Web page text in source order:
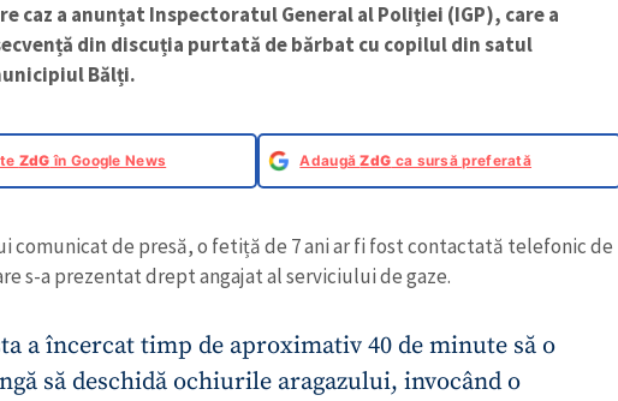
caz a anunțat Inspectoratul General al Poliției (IGP), care a
din discuția purtată de bărbat cu copilul din satul
Bălți.
ZdG în Google News AdaugăZdG ca sursă preferată
comunicat de presă, o fetiță de 7 ani ar fi fost contactată telefonic de
s-a prezentat drept angajat al serviciului de gaze.
a încercat timp de aproximativ 40 de minute să o
să deschidă ochiurile aragazului, invocând o